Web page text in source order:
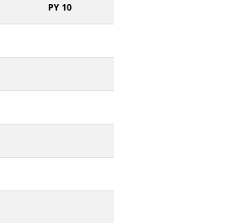
PY 10